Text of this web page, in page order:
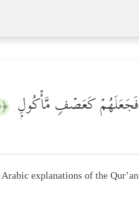
فَجَعَلَهُمۡ كَعَصۡفࣲ مَّأۡكُولِۭ ﴿٥﴾
Arabic explanations of the Qur’an: